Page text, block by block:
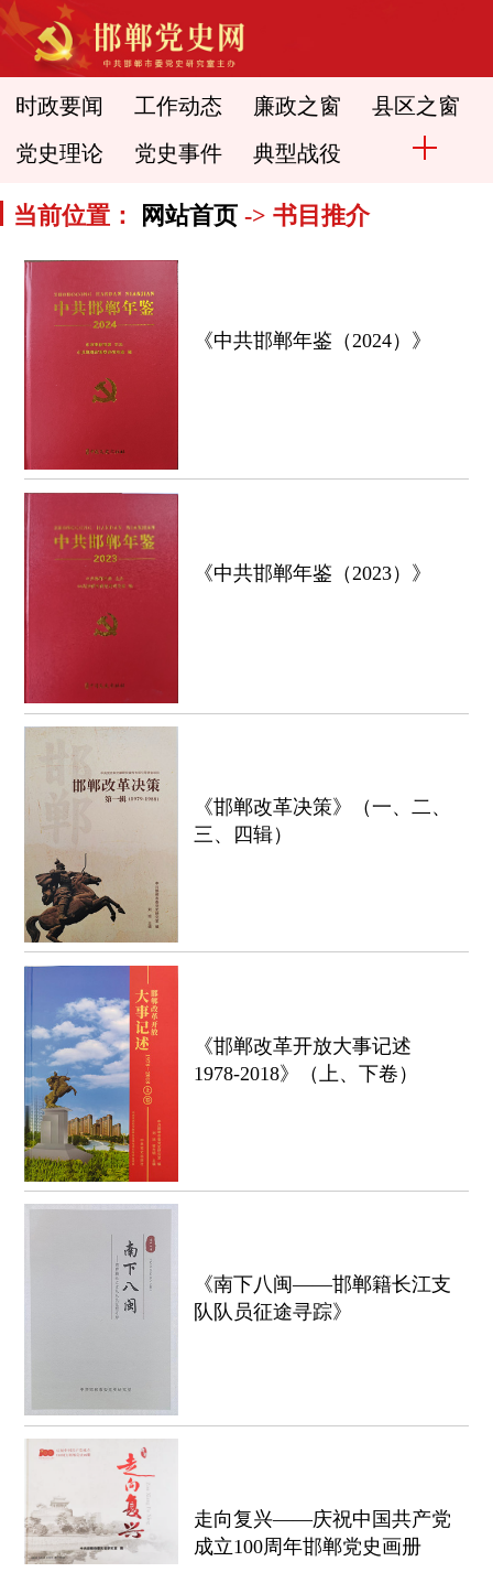
时政要闻 工作动态 廉政之窗 县区之窗
党史理论 党史事件 典型战役
当前位置： 网站首页 -> 书目推介
《中共邯郸年鉴（2024）》
《中共邯郸年鉴（2023）》
《邯郸改革决策》（一、二、
三、四辑）
《邯郸改革开放大事记述
1978-2018》（上、下卷）
《南下八闽——邯郸籍长江支
队队员征途寻踪》
走向复兴——庆祝中国共产党
成立100周年邯郸党史画册